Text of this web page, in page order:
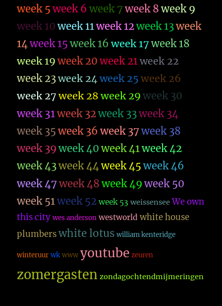
week 5 week 6 week 7 week 8 week 9
week 10 week 11week 12week 13week
14week 15 week 16 week 17 week 18
week 19 week 20 week 21week 22
week 23week 24week 25 week 26
week 27 week 28 week 29 week 30
week 31week 32week 33week 34
week 35 week 36 week 37 week 38
week 39 week 40 week 41week 42
week 43week 44week 45 week 46
week 47 week 48 week 49 week 50
week 51week 52 week 53 weissensee We own
this city wes anderson westworld white house
plumbers white lotus william kenteridge
winteruur wk www youtube zeuren
zomergasten zondagochtendmijmeringen